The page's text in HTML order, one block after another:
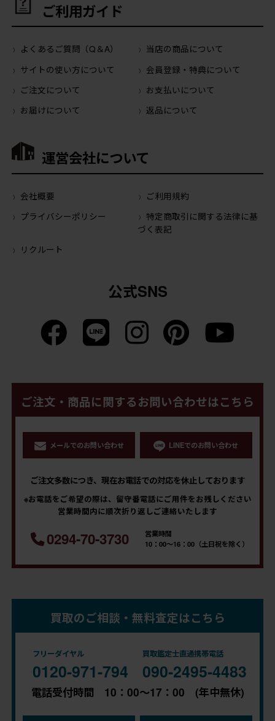
ご利用ガイド
よくあるご質問（Q＆A）
当店の商品について
サイトの使い方について
会員登録・特典について
ご注文について
お支払いについて
お届けについて
返品について
運営会社について
会社概要
ご利用規約
プライバシーポリシー
特定商取引に関する法律に基
づく表記
リクルート
公式SNS
ご注文・商品に関するお問い合わせはこちら
メールでのお問い合わせ LINEでのお問い合わせ
ご注文多数につき、現在お電話での対応を休止しております
※お電話をご希望の際は、留守番電話にご用件をお残しください
営業時間内に順次折り返しご連絡いたします
0294-70-3730
営業時間
10：00～16：00（土日祝を除く）
買取のご相談・無料査定はこちら
フリーダイヤル
0120-971-794
買取鑑定士直通携帯電話
090-2495-4483
電話受付時間 10：00～17：00 (年中無休)